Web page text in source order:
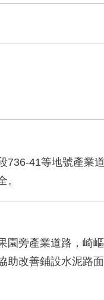
736-41等地號產業
。
園旁產業道路，崎
助改善鋪設水泥路